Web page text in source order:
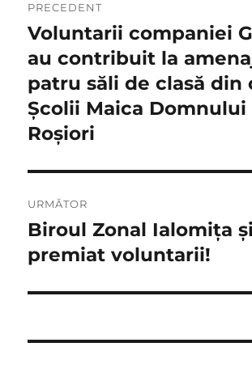
în
articole
PRECEDENT
Articolul
anterior:
Voluntarii companiei
au contribuit la
patru săli de clasă din
Şcolii Maica Domnului
Roşiori
URMĂTOR
Articolul
următor:
Biroul Zonal Ialomiţa
premiat voluntarii!